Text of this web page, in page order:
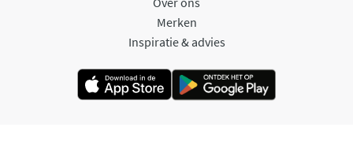
Merken
Inspiratie & advies